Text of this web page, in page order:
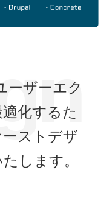
ーザーエク
化するた
ストデザ
します。